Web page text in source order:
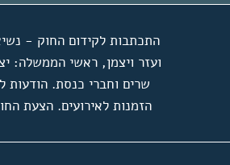
התכתבות לקידום החוק -
ועזר ויצמן, ראשי הממשלה:
שרים וחברי כנסת. הודעות
הזמנות לאירועים. הצעת